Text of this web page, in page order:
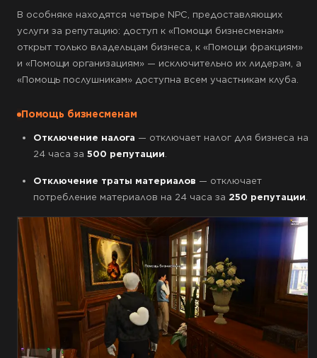
В особняке находятся четыре NPC, предоставляющих
услуги за репутацию: доступ к «Помощи бизнесменам»
открыт только владельцам бизнеса, к «Помощи фракциям»
и «Помощи организациям» — исключительно их лидерам, а
«Помощь послушникам» доступна всем участникам клуба.
Помощь бизнесменам
Отключение налога — отключает налог для бизнеса на
24 часа за 500 репутации
Отключение траты материалов — отключает
потребление материалов на 24 часа за 250 репутации.